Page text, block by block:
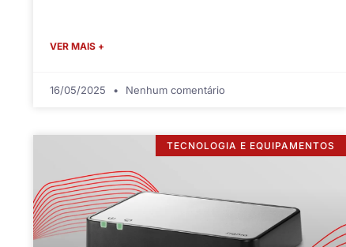
VER MAIS +
16/05/2025 Nenhum comentário
TECNOLOGIA E EQUIPAMENTOS